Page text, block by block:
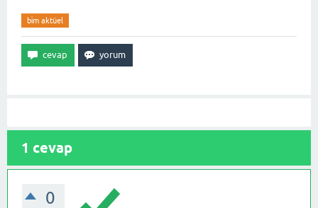
bi̇m aktüel
1 cevap
0